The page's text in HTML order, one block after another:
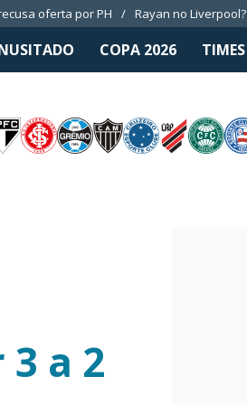
oferta por PH Rayan no Liverpool?
COPA 2026 TIMES
a 2